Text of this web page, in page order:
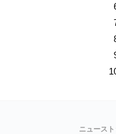
ニュース